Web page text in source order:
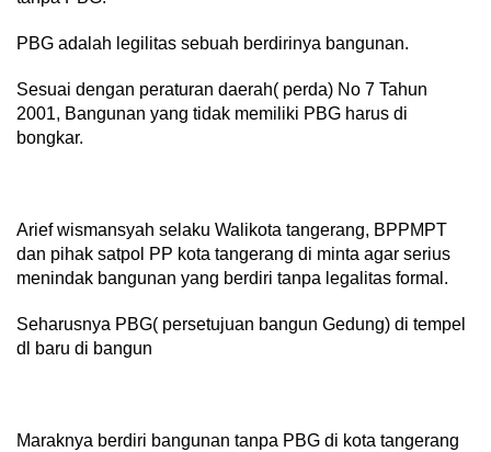
PBG adalah legilitas sebuah berdirinya bangunan.
Sesuai dengan peraturan daerah( perda) No 7 Tahun
2001, Bangunan yang tidak memiliki PBG harus di
bongkar.
Arief wismansyah selaku Walikota tangerang, BPPMPT
dan pihak satpol PP kota tangerang di minta agar serius
menindak bangunan yang berdiri tanpa legalitas formal.
Seharusnya PBG( persetujuan bangun Gedung) di tempel
dl baru di bangun
Maraknya berdiri bangunan tanpa PBG di kota tangerang